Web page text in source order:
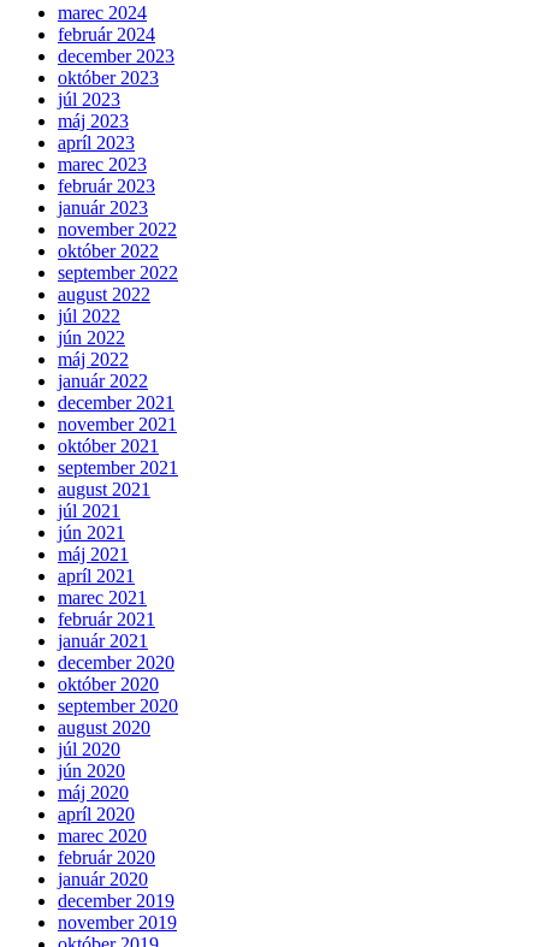
marec 2024
február 2024
december 2023
október 2023
júl 2023
máj 2023
apríl 2023
marec 2023
február 2023
január 2023
november 2022
október 2022
september 2022
august 2022
júl 2022
jún 2022
máj 2022
január 2022
december 2021
november 2021
október 2021
september 2021
august 2021
júl 2021
jún 2021
máj 2021
apríl 2021
marec 2021
február 2021
január 2021
december 2020
október 2020
september 2020
august 2020
júl 2020
jún 2020
máj 2020
apríl 2020
marec 2020
február 2020
január 2020
december 2019
november 2019